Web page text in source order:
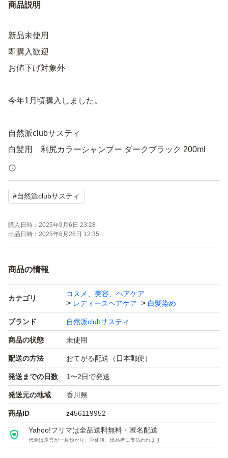
商品説明
新品未使用
即購入歓迎
お値下げ対象外
今年1月頃購入しました。
自然派clubサスティ
白髪用 利尻カラーシャンプー ダークブラック 200ml
$$2680さ132
#自然派clubサスティ
購入日時： 2025年9月6日 23:28
出品日時： 2025年6月26日 12:35
商品の情報
カテゴリ
コスメ、美容、ヘアケア
レディースヘアケア
白髪染め
ブランド 自然派clubサスティ
商品の状態 未使用
配送の方法 おてがる配送（日本郵便）
発送までの日数 1〜2日で発送
発送元の地域 香川県
商品ID z456119952
Yahoo!フリマは全品送料無料・匿名配送
代金は運営が一旦預かり、評価後、出品者に支払われます